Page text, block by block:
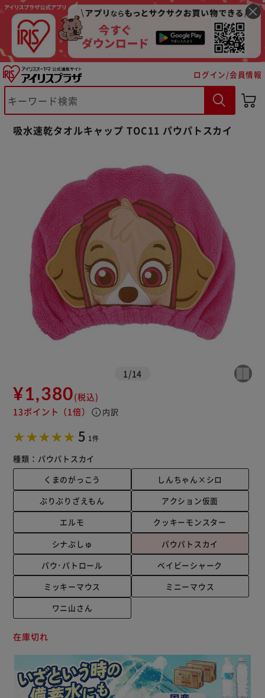
ログイン/会員情報
吸水速乾タオルキャップ TOC11 パウパトスカイ
1 /14
¥1,380(税込)
13ポイント （1倍） info 内訳
5 1件
種類： パウパトスカイ
くまのがっこう
しんちゃん×シロ
ぶりぶりざえもん
アクション仮面
エルモ
クッキーモンスター
シナぷしゅ
パウパトスカイ
パウ･パトロール
ベイビーシャーク
ミッキーマウス
ミニーマウス
ワニ山さん
在庫切れ
※ご確認ください